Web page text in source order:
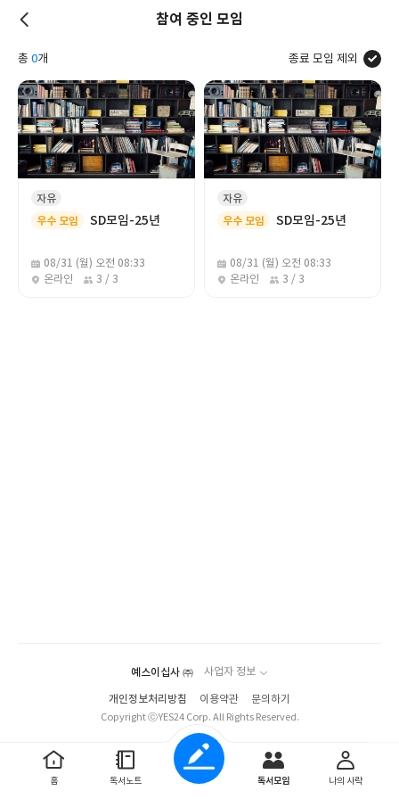
참여 중인 모임
장
총 0개 종료 모임 제외
자유
우수 모임
SD모임-25년
08/31 (월) 오전 08:33
온라인
3 / 3
자유
우수 모임
SD모임-25년
08/31 (월) 오전 08:33
온라인
3 / 3
홈 독서노트 독서모임 나의 사락
예스이십사 ㈜ 사업자 정보
개인정보처리방침 이용약관
문의하기
Copyright ⓒYES24 Corp. All Rights Reserved.